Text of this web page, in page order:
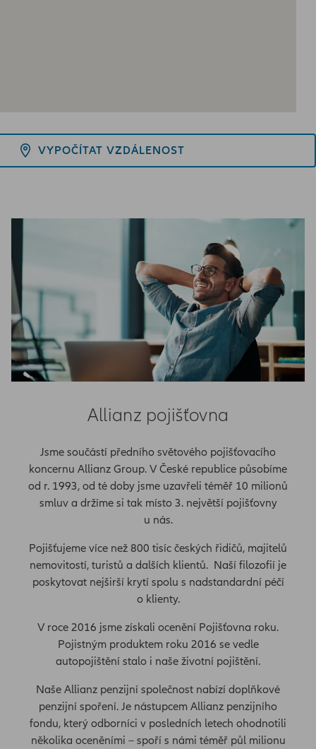
VYPOČÍTAT VZDÁLENOST
Allianz pojišťovna
Jsme součástí předního světového pojišťovacího
koncernu Allianz Group. V České republice působíme
od r. 1993, od té doby jsme uzavřeli téměř 10 milionů
smluv a držíme si tak místo 3. největší pojišťovny
u nás.
Pojišťujeme více než 800 tisíc českých řidičů, majitelů
nemovitostí, turistů a dalších klientů. Naší filozofií je
poskytovat nejširší krytí spolu s nadstandardní péčí
o klienty.
V roce 2016 jsme získali ocenění Pojišťovna roku.
Pojistným produktem roku 2016 se vedle
autopojištění stalo i naše životní pojištění.
Naše Allianz penzijní společnost nabízí doplňkové
penzijní spoření. Je nástupcem Allianz penzijního
fondu, který odborníci v posledních letech ohodnotili
několika oceněními – spoří s námi téměř půl milionu